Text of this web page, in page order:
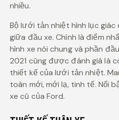
nhiều.
Bộ lưới tản nhiệt hình lục
giữa đầu xe. Chính là điểm
hình xe nói chung và phần
2021 cũng được đánh giá là
thiết kế của lưới tản nhiệt.
toàn mới, mới lạ, tinh tế. Nổi
xe cũ của Ford.